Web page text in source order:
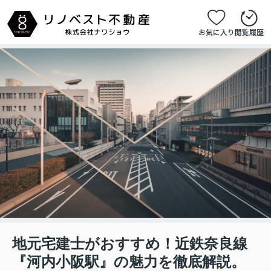
お気に入り閲覧履歴
地元宅建士がおすすめ！近鉄奈良線
『河内小阪駅』の魅力を徹底解説。